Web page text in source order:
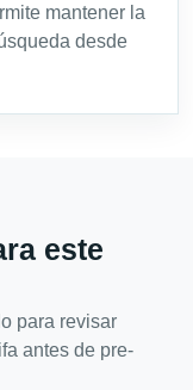
mantener la
desde
este
para revisar
antes de pre-